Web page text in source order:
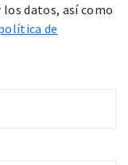
los datos, así como
de